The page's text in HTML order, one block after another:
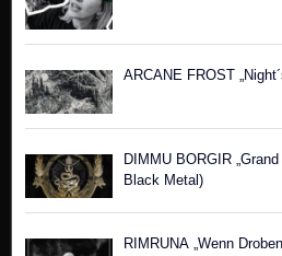
ARCANE FROST
DIMMU BORGIR
Black Metal)
RIMRUNA „Wenn